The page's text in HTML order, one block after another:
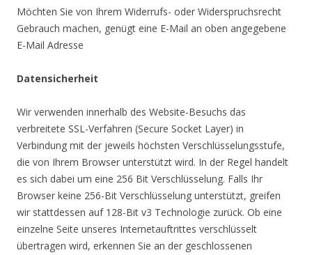
Möchten Sie von Ihrem Widerrufs- oder Widerspruchsrecht
Gebrauch machen, genügt eine E-Mail an oben angegebene
E-Mail Adresse
Datensicherheit
Wir verwenden innerhalb des Website-Besuchs das
verbreitete SSL-Verfahren (Secure Socket Layer) in
Verbindung mit der jeweils höchsten Verschlüsselungsstufe,
die von Ihrem Browser unterstützt wird. In der Regel handelt
es sich dabei um eine 256 Bit Verschlüsselung. Falls Ihr
Browser keine 256-Bit Verschlüsselung unterstützt, greifen
wir stattdessen auf 128-Bit v3 Technologie zurück. Ob eine
einzelne Seite unseres Internetauftrittes verschlüsselt
übertragen wird, erkennen Sie an der geschlossenen